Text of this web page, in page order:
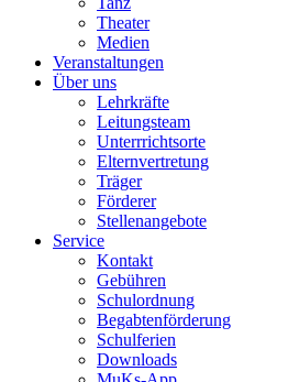
Theater
Medien
Veranstaltungen
Über uns
Lehrkräfte
Leitungsteam
Unterrrichtsorte
Elternvertretung
Träger
Förderer
Stellenangebote
Service
Kontakt
Gebühren
Schulordnung
Begabtenförderung
Schulferien
Downloads